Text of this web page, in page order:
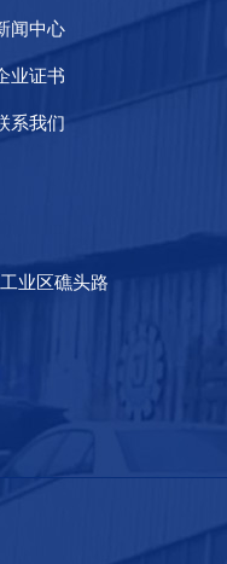
闻中心
业证书
系我们
业区礁头路